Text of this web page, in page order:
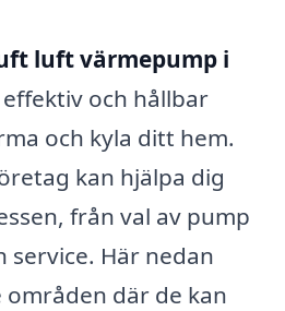
luft värmepump i
och hållbar
och kyla ditt hem.
kan hjälpa dig
från val av pump
Här nedan
där de kan